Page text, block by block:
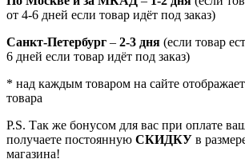
от 4-6 дней если товар идёт под заказ)
Санкт-Петербург – 2-3 дня (если товар
6 дней если товар идёт под заказ)
* над каждым товаром на сайте
товара
P.S. Так же бонусом для вас при оплате
получаете постоянную СКИДКУ в
магазина!